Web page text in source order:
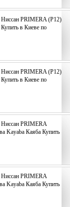
PRIMERA (P12)
в Киеве по
PRIMERA (P12)
в Киеве по
PRIMERA
Kayaba Каяба Купить
PRIMERA
Kayaba Каяба Купить